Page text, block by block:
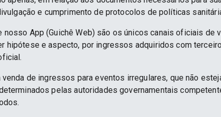
e cumprimento de protocolos de políticas
App (Guichê Web) são os únicos canais oficiais de
hipótese e aspecto, por ingressos adquiridos com
venda de ingressos para eventos irregulares, que não
pelas autoridades governamentais